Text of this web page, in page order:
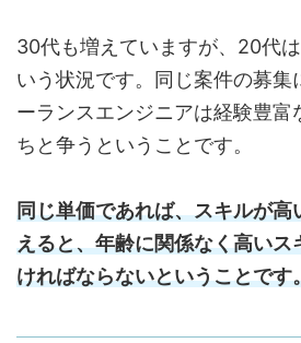
30代も増えていますが、20代
いう状況です。同じ案件の募集
ーランスエンジニアは経験豊富
ちと争うということです。
同じ単価であれば、スキルが高
えると、年齢に関係なく高いス
ければならないということです